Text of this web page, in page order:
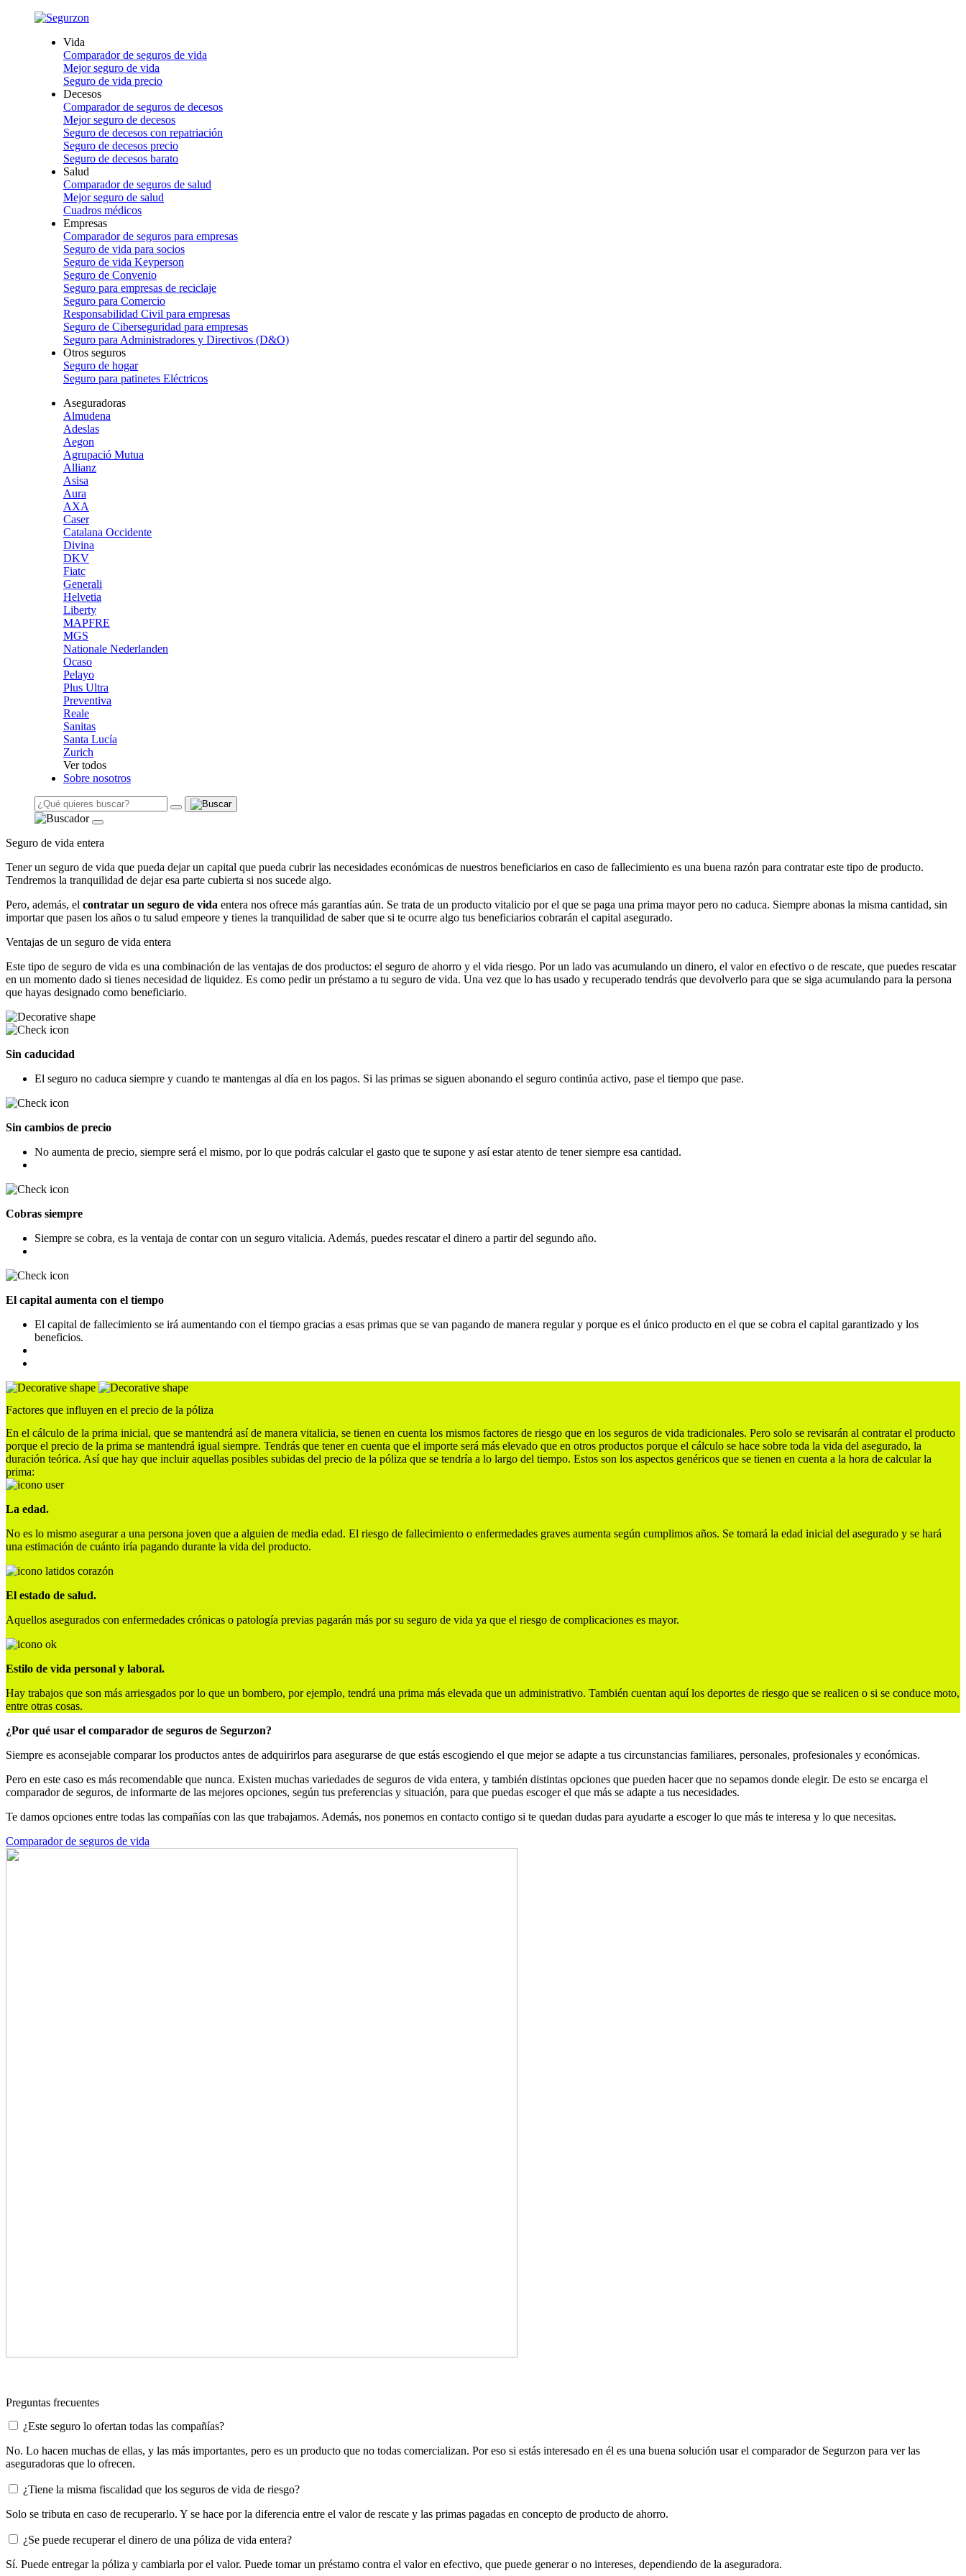
Vida
Comparador de seguros de vida
Mejor seguro de vida
Seguro de vida precio
Decesos
Comparador de seguros de decesos
Mejor seguro de decesos
Seguro de decesos con repatriación
Seguro de decesos precio
Seguro de decesos barato
Salud
Comparador de seguros de salud
Mejor seguro de salud
Cuadros médicos
Empresas
Comparador de seguros para empresas
Seguro de vida para socios
Seguro de vida Keyperson
Seguro de Convenio
Seguro para empresas de reciclaje
Seguro para Comercio
Responsabilidad Civil para empresas
Seguro de Ciberseguridad para empresas
Seguro para Administradores y Directivos (D&O)
Otros seguros
Seguro de hogar
Seguro para patinetes Eléctricos
Aseguradoras
Almudena
Adeslas
Aegon
Agrupació Mutua
Allianz
Asisa
Aura
AXA
Caser
Catalana Occidente
Divina
DKV
Fiatc
Generali
Helvetia
Liberty
MAPFRE
MGS
Nationale Nederlanden
Ocaso
Pelayo
Plus Ultra
Preventiva
Reale
Sanitas
Santa Lucía
Zurich
Ver todos
Sobre nosotros
Seguro de vida entera
Tener un seguro de vida que pueda dejar un capital que pueda cubrir las necesidades económicas de nuestros beneficiarios en caso de fallecimiento es una buena razón para contratar este tipo de producto.
Tendremos la tranquilidad de dejar esa parte cubierta si nos sucede algo.
Pero, además, el contratar un seguro de vida entera nos ofrece más garantías aún. Se trata de un producto vitalicio por el que se paga una prima mayor pero no caduca. Siempre abonas la misma cantidad, sin
importar que pasen los años o tu salud empeore y tienes la tranquilidad de saber que si te ocurre algo tus beneficiarios cobrarán el capital asegurado.
Ventajas de un seguro de vida entera
Este tipo de seguro de vida es una combinación de las ventajas de dos productos: el seguro de ahorro y el vida riesgo. Por un lado vas acumulando un dinero, el valor en efectivo o de rescate, que puedes rescatar
en un momento dado si tienes necesidad de liquidez. Es como pedir un préstamo a tu seguro de vida. Una vez que lo has usado y recuperado tendrás que devolverlo para que se siga acumulando para la persona
que hayas designado como beneficiario.
Sin caducidad
El seguro no caduca siempre y cuando te mantengas al día en los pagos. Si las primas se siguen abonando el seguro continúa activo, pase el tiempo que pase.
Sin cambios de precio
No aumenta de precio, siempre será el mismo, por lo que podrás calcular el gasto que te supone y así estar atento de tener siempre esa cantidad.
Cobras siempre
Siempre se cobra, es la ventaja de contar con un seguro vitalicia. Además, puedes rescatar el dinero a partir del segundo año.
El capital aumenta con el tiempo
El capital de fallecimiento se irá aumentando con el tiempo gracias a esas primas que se van pagando de manera regular y porque es el único producto en el que se cobra el capital garantizado y los
beneficios.
Factores que influyen en el precio de la póliza
En el cálculo de la prima inicial, que se mantendrá así de manera vitalicia, se tienen en cuenta los mismos factores de riesgo que en los seguros de vida tradicionales. Pero solo se revisarán al contratar el producto
porque el precio de la prima se mantendrá igual siempre. Tendrás que tener en cuenta que el importe será más elevado que en otros productos porque el cálculo se hace sobre toda la vida del asegurado, la
duración teórica. Así que hay que incluir aquellas posibles subidas del precio de la póliza que se tendría a lo largo del tiempo. Estos son los aspectos genéricos que se tienen en cuenta a la hora de calcular la
prima:
La edad.
No es lo mismo asegurar a una persona joven que a alguien de media edad. El riesgo de fallecimiento o enfermedades graves aumenta según cumplimos años. Se tomará la edad inicial del asegurado y se hará
una estimación de cuánto iría pagando durante la vida del producto.
El estado de salud.
Aquellos asegurados con enfermedades crónicas o patología previas pagarán más por su seguro de vida ya que el riesgo de complicaciones es mayor.
Estilo de vida personal y laboral.
Hay trabajos que son más arriesgados por lo que un bombero, por ejemplo, tendrá una prima más elevada que un administrativo. También cuentan aquí los deportes de riesgo que se realicen o si se conduce moto,
entre otras cosas.
¿Por qué usar el comparador de seguros de Segurzon?
Siempre es aconsejable comparar los productos antes de adquirirlos para asegurarse de que estás escogiendo el que mejor se adapte a tus circunstancias familiares, personales, profesionales y económicas.
Pero en este caso es más recomendable que nunca. Existen muchas variedades de seguros de vida entera, y también distintas opciones que pueden hacer que no sepamos donde elegir. De esto se encarga el
comparador de seguros, de informarte de las mejores opciones, según tus preferencias y situación, para que puedas escoger el que más se adapte a tus necesidades.
Te damos opciones entre todas las compañías con las que trabajamos. Además, nos ponemos en contacto contigo si te quedan dudas para ayudarte a escoger lo que más te interesa y lo que necesitas.
Comparador de seguros de vida
Preguntas frecuentes
¿Este seguro lo ofertan todas las compañías?
No. Lo hacen muchas de ellas, y las más importantes, pero es un producto que no todas comercializan. Por eso si estás interesado en él es una buena solución usar el comparador de Segurzon para ver las
aseguradoras que lo ofrecen.
¿Tiene la misma fiscalidad que los seguros de vida de riesgo?
Solo se tributa en caso de recuperarlo. Y se hace por la diferencia entre el valor de rescate y las primas pagadas en concepto de producto de ahorro.
¿Se puede recuperar el dinero de una póliza de vida entera?
Sí. Puede entregar la póliza y cambiarla por el valor. Puede tomar un préstamo contra el valor en efectivo, que puede generar o no intereses, dependiendo de la aseguradora.